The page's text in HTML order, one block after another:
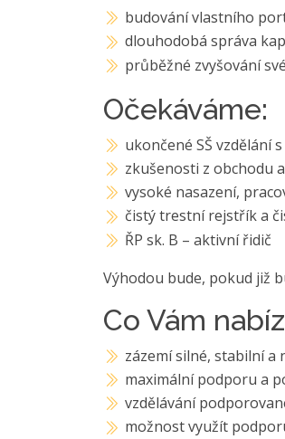
budování vlastního
dlouhodobá správa
průběžné zvyšování
Očekáváme:
ukončené SŠ vzdělání
zkušenosti z obchodu
vysoké nasazení,
čistý trestní rejstřík a
ŘP sk. B – aktivní řidič
Výhodou bude, pokud již
Co Vám
zázemí silné, stabilní
maximální podporu a
vzdělávání
možnost využít